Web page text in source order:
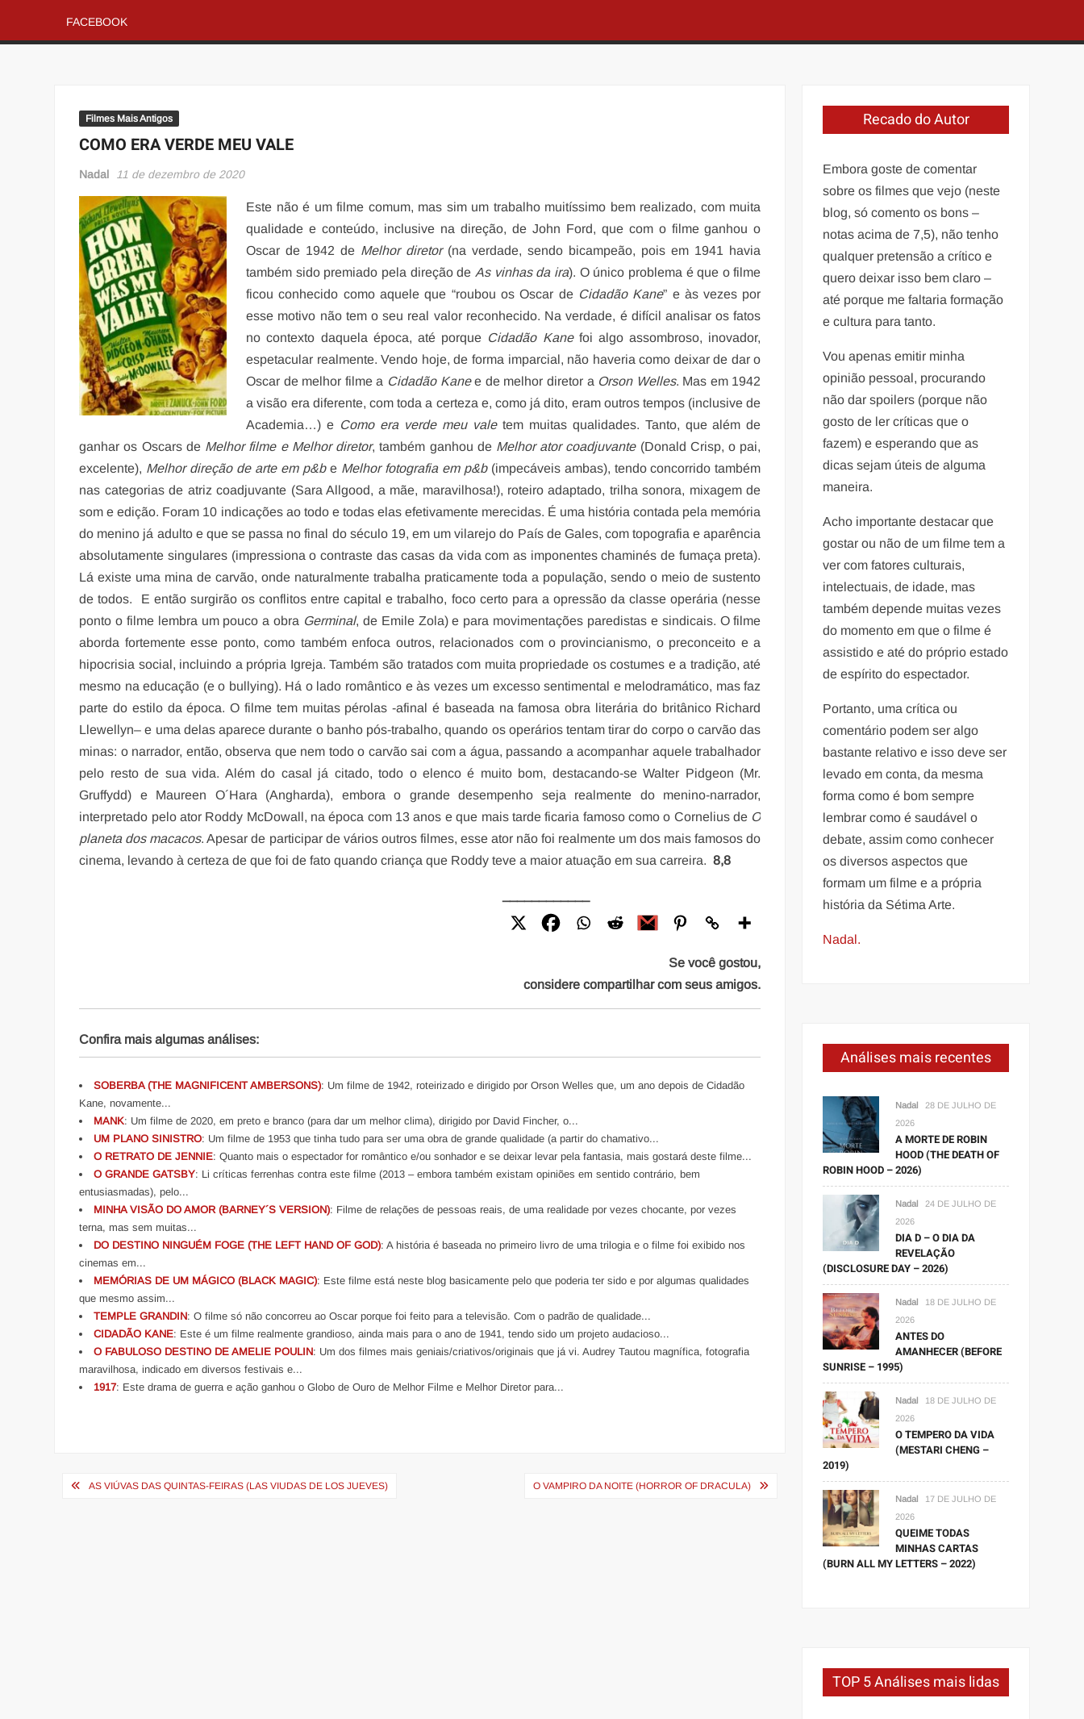
FACEBOOK
Filmes Mais Antigos
COMO ERA VERDE MEU VALE
Nadal 11 de dezembro de 2020
Este não é um filme comum, mas sim um trabalho muitíssimo bem realizado, com muita
qualidade e conteúdo, inclusive na direção, de John Ford, que com o filme ganhou o
Oscar de 1942 de Melhor diretor(na verdade, sendo bicampeão, pois em 1941 havia
também sido premiado pela direção deAs vinhas da ira). O único problema é que o filme
ficou conhecido como aquele que “roubou os Oscar de Cidadão Kane” e às vezes por
esse motivo não tem o seu real valor reconhecido. Na verdade, é difícil analisar os fatos
no contexto daquela época, até porque Cidadão Kanefoi algo assombroso, inovador,
espetacular realmente. Vendo hoje, de forma imparcial, não haveria como deixar de dar o
Oscar de melhor filme a Cidadão Kanee de melhor diretor a Orson Welles. Mas em 1942
a visão era diferente, com toda a certeza e, como já dito, eram outros tempos (inclusive de
Academia…) e Como era verde meu valetem muitas qualidades. Tanto, que além de
ganhar os Oscars de Melhor filme e Melhor diretor, também ganhou de Melhor ator coadjuvante(Donald Crisp, o pai,
excelente), Melhor direção de arte em p&be Melhor fotografia em p&b(impecáveis ambas), tendo concorrido também
nas categorias de atriz coadjuvante (Sara Allgood, a mãe, maravilhosa!), roteiro adaptado, trilha sonora, mixagem de
som e edição. Foram 10 indicações ao todo e todas elas efetivamente merecidas. É uma história contada pela memória
do menino já adulto e que se passa no final do século 19, em um vilarejo do País de Gales, com topografia e aparência
absolutamente singulares (impressiona o contraste das casas da vida com as imponentes chaminés de fumaça preta).
Lá existe uma mina de carvão, onde naturalmente trabalha praticamente toda a população, sendo o meio de sustento
de todos. E então surgirão os conflitos entre capital e trabalho, foco certo para a opressão da classe operária (nesse
ponto o filme lembra um pouco a obra Germinal, de Emile Zola) e para movimentações paredistas e sindicais. O filme
aborda fortemente esse ponto, como também enfoca outros, relacionados com o provincianismo, o preconceito e a
hipocrisia social, incluindo a própria Igreja. Também são tratados com muita propriedade os costumes e a tradição, até
mesmo na educação (e o bullying). Há o lado romântico e às vezes um excesso sentimental e melodramático, mas faz
parte do estilo da época. O filme tem muitas pérolas -afinal é baseada na famosa obra literária do britânico Richard
Llewellyn– e uma delas aparece durante o banho pós-trabalho, quando os operários tentam tirar do corpo o carvão das
minas: o narrador, então, observa que nem todo o carvão sai com a água, passando a acompanhar aquele trabalhador
pelo resto de sua vida. Além do casal já citado, todo o elenco é muito bom, destacando-se Walter Pidgeon (Mr.
Gruffydd) e Maureen O´Hara (Angharda), embora o grande desempenho seja realmente do menino-narrador,
interpretado pelo ator Roddy McDowall, na época com 13 anos e que mais tarde ficaria famoso como o Cornelius de O
planeta dos macacos. Apesar de participar de vários outros filmes, esse ator não foi realmente um dos mais famosos do
cinema, levando à certeza de que foi de fato quando criança que Roddy teve a maior atuação em sua carreira.8,8
Se você gostou,
considere compartilhar com seus amigos.
Confira mais algumas análises:
SOBERBA (THE MAGNIFICENT AMBERSONS): Um filme de 1942, roteirizado e dirigido por Orson Welles que, um ano depois de Cidadão
Kane, novamente...
MANK: Um filme de 2020, em preto e branco (para dar um melhor clima), dirigido por David Fincher, o...
UM PLANO SINISTRO: Um filme de 1953 que tinha tudo para ser uma obra de grande qualidade (a partir do chamativo...
O RETRATO DE JENNIE: Quanto mais o espectador for romântico e/ou sonhador e se deixar levar pela fantasia, mais gostará deste filme...
O GRANDE GATSBY: Li críticas ferrenhas contra este filme (2013 – embora também existam opiniões em sentido contrário, bem
entusiasmadas), pelo...
MINHA VISÃO DO AMOR (BARNEY´S VERSION): Filme de relações de pessoas reais, de uma realidade por vezes chocante, por vezes
terna, mas sem muitas...
DO DESTINO NINGUÉM FOGE (THE LEFT HAND OF GOD): A história é baseada no primeiro livro de uma trilogia e o filme foi exibido nos
cinemas em...
MEMÓRIAS DE UM MÁGICO (BLACK MAGIC): Este filme está neste blog basicamente pelo que poderia ter sido e por algumas qualidades
que mesmo assim...
TEMPLE GRANDIN: O filme só não concorreu ao Oscar porque foi feito para a televisão. Com o padrão de qualidade...
CIDADÃO KANE: Este é um filme realmente grandioso, ainda mais para o ano de 1941, tendo sido um projeto audacioso...
O FABULOSO DESTINO DE AMELIE POULIN: Um dos filmes mais geniais/criativos/originais que já vi. Audrey Tautou magnífica, fotografia
maravilhosa, indicado em diversos festivais e...
1917: Este drama de guerra e ação ganhou o Globo de Ouro de Melhor Filme e Melhor Diretor para...
Navegação
AS VIÚVAS DAS QUINTAS-FEIRAS (LAS VIUDAS DE LOS JUEVES) O VAMPIRO DA NOITE (HORROR OF DRACULA)
Recado do Autor
Embora goste de comentar
sobre os filmes que vejo (neste
blog, só comento os bons –
notas acima de 7,5), não tenho
qualquer pretensão a crítico e
quero deixar isso bem claro –
até porque me faltaria formação
e cultura para tanto.
Vou apenas emitir minha
opinião pessoal, procurando
não dar spoilers (porque não
gosto de ler críticas que o
fazem) e esperando que as
dicas sejam úteis de alguma
maneira.
Acho importante destacar que
gostar ou não de um filme tem a
ver com fatores culturais,
intelectuais, de idade, mas
também depende muitas vezes
do momento em que o filme é
assistido e até do próprio estado
de espírito do espectador.
Portanto, uma crítica ou
comentário podem ser algo
bastante relativo e isso deve ser
levado em conta, da mesma
forma como é bom sempre
lembrar como é saudável o
debate, assim como conhecer
os diversos aspectos que
formam um filme e a própria
história da Sétima Arte.
Nadal.
Análises mais recentes
Nadal
28 DE JULHO DE
2026
A MORTE DE ROBIN
HOOD (THE DEATH OF
ROBIN HOOD – 2026)
Nadal
24 DE JULHO DE
2026
DIA D – O DIA DA
REVELAÇÃO
(DISCLOSURE DAY – 2026)
Nadal
18 DE JULHO DE
2026
ANTES DO
AMANHECER (BEFORE
SUNRISE – 1995)
Nadal
18 DE JULHO DE
2026
O TEMPERO DA VIDA
(MESTARI CHENG –
2019)
Nadal
17 DE JULHO DE
2026
QUEIME TODAS
MINHAS CARTAS
(BURN ALL MY LETTERS – 2022)
TOP 5 Análises mais lidas